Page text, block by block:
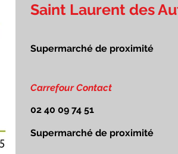
Saint Laurent des
Supermarché de proximité
Carrefour Contact
02 40 09 74 51
Supermarché de proximité